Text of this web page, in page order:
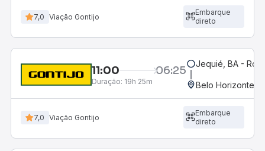
7,0 Viação Gontijo
Embarque
direto
11:00 06:25
Duração: 19h 25m
Jequié, BA -
Belo Horizonte,
7,0 Viação Gontijo
Embarque
direto